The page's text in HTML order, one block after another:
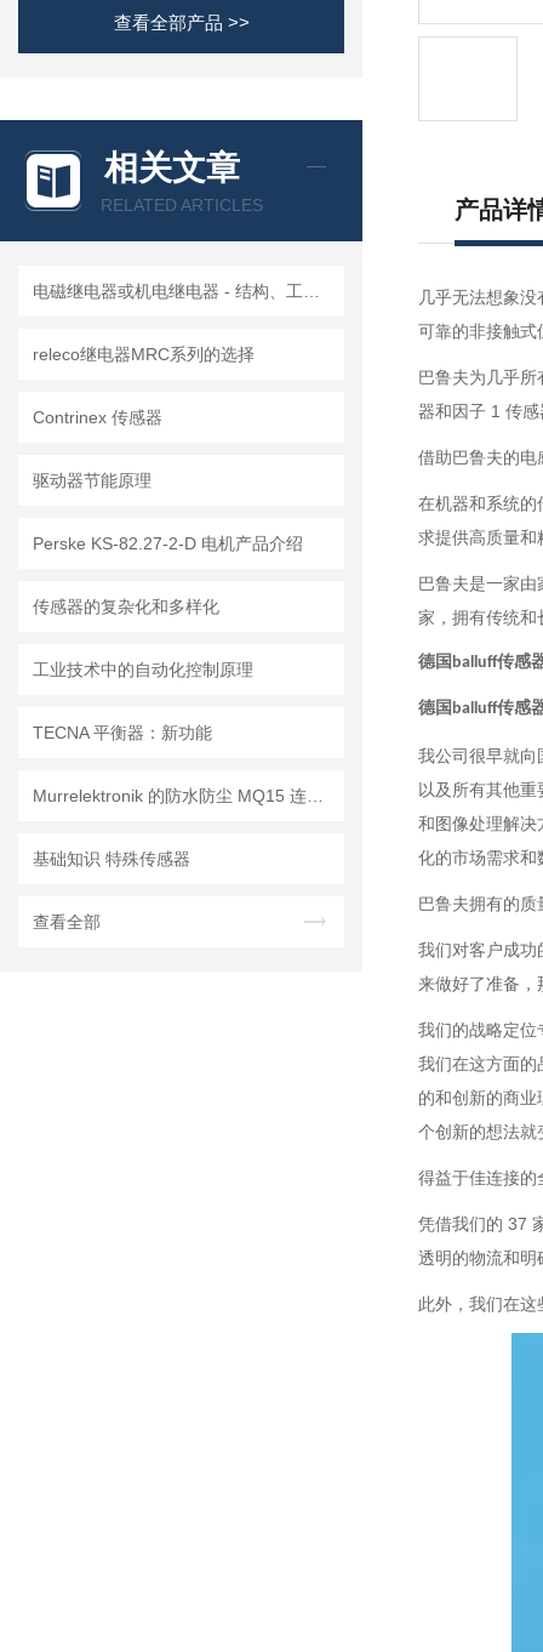
查看全部产品 >>
相关文章
RELATED ARTICLES
releco继电器MRC系列的选择
Contrinex 传感器
驱动器节能原理
Perske KS-82.27-2-D 电机产品介绍
传感器的复杂化和多样化
工业技术中的自动化控制原理
TECNA 平衡器：新功能
基础知识 特殊传感器
查看全部
产品详
几乎无法想象
可靠的非接触式
巴鲁夫为几乎
器和因子 1 传
借助巴鲁夫的电
在机器和系统的
求提供高质量和
巴鲁夫是一家
家，拥有传统和
德国balluff传感
德国balluff传感
我公司很早就向
以及所有其他
和图像处理解决
化的市场需求和
巴鲁夫拥有的
我们对客户成功
来做好了准备，
我们的战略定位
我们在这方面的
的和创新的商
个创新的想法就
得益于佳连接的
凭借我们的 37
透明的物流和明
此外，我们在